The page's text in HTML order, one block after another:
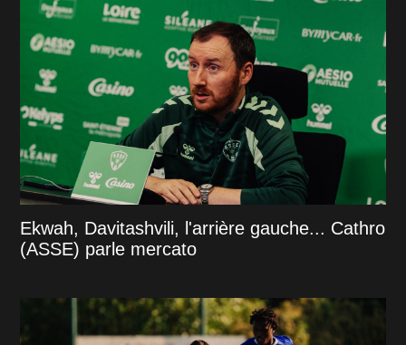
Ekwah, Davitashvili, l'arrière gauche... Cathro
(ASSE) parle mercato